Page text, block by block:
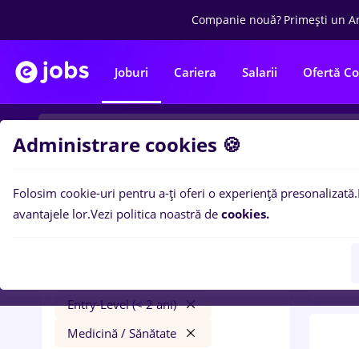
Companie nouă? Primești un
Joburi Cariera Salarii Ofertă
Filtre
Entry-Level (< 2 ani)
Medicină / Sănătate
0
Administrare cookies 🍪
Folosim cookie-uri pentru a-ți oferi o experiență presonalizată.
avantajele lor.Vezi politica noastră de cookies.